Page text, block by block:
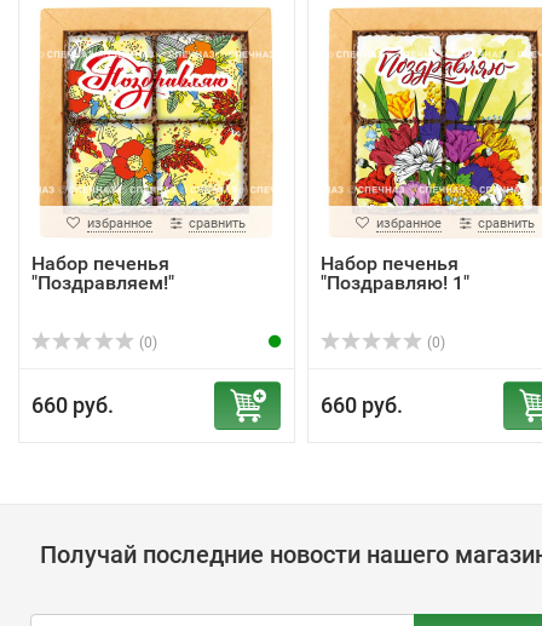
избранное сравнить
Набор печенья
"Поздравляем!"
(0)
660 руб.
избранное сравнить
Набор печенья
"Поздравляю! 1"
(0)
660 руб.
Получай последние новости нашего